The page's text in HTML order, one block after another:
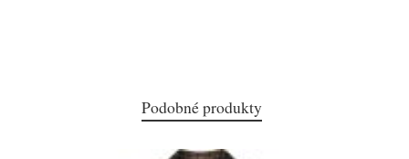
Podobné produkty